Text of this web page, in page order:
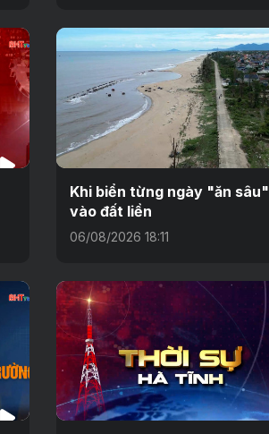
Khi biển từng ngày "ăn sâu"
vào đất liền
06/08/2026 18:11